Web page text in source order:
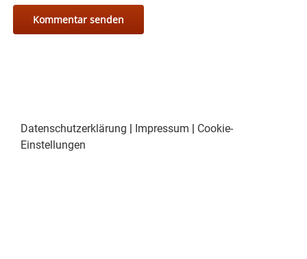
Datenschutzerklärung | Impressum | Cookie-
Einstellungen